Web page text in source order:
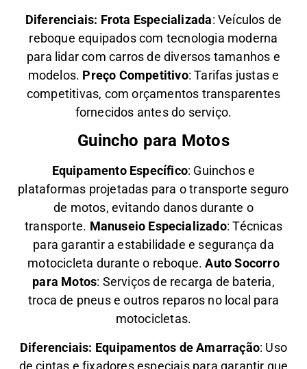
Diferenciais: Frota Especializada: Veículos de
reboque equipados com tecnologia moderna
para lidar com carros de diversos tamanhos e
modelos. Preço Competitivo: Tarifas justas e
competitivas, com orçamentos transparentes
fornecidos antes do serviço.
Guincho para Motos
Equipamento Específico: Guinchos e
plataformas projetadas para o transporte seguro
de motos, evitando danos durante o
transporte. Manuseio Especializado: Técnicas
para garantir a estabilidade e segurança da
motocicleta durante o reboque.Auto Socorro
para Motos: Serviços de recarga de bateria,
troca de pneus e outros reparos no local para
motocicletas.
Diferenciais: Equipamentos de Amarração: Uso
de cintas e fixadores especiais para garantir que